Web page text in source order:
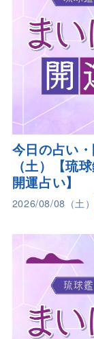
今日の占い
（土）【琉
開運占い】
2026/08/08（土）